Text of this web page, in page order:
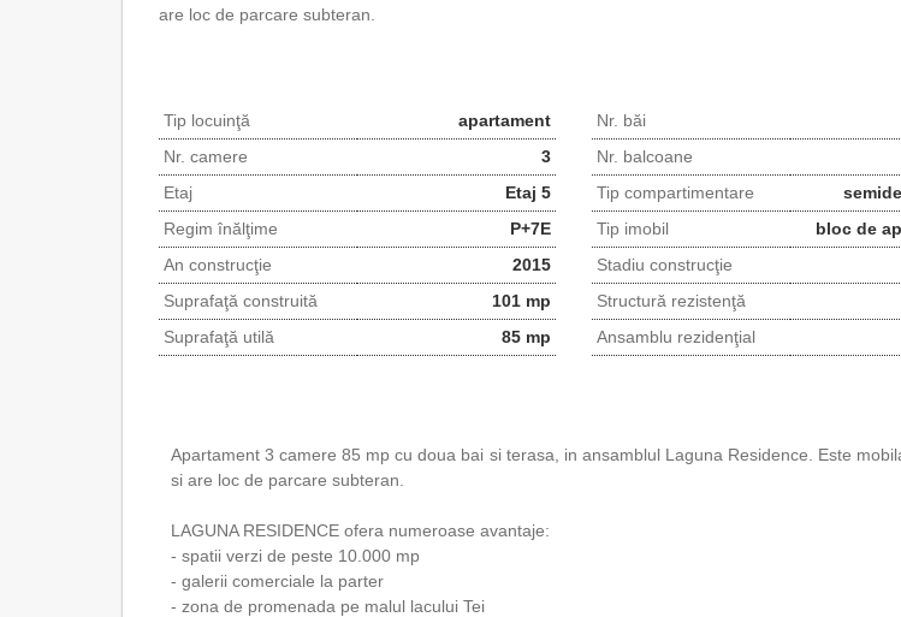
are loc de parcare subteran.
Tip locuinţă
apartament
Nr. camere
3
Etaj
Etaj 5
Regim înălţime
P+7E
An construcţie
2015
Suprafaţă construită
101 mp
Suprafaţă utilă
85 mp
Nr. băi
Nr. balcoane
Tip compartimentare
Tip imobil
bloc de
Stadiu construcţie
Structură rezistenţă
Ansamblu rezidenţial
Apartament 3 camere 85 mp cu doua bai si terasa, in ansamblul Laguna Residence. Este
si are loc de parcare subteran.
LAGUNA RESIDENCE ofera numeroase avantaje:
- spatii verzi de peste 10.000 mp
- galerii comerciale la parter
- zona de promenada pe malul lacului Tei